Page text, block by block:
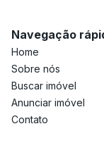
Navegação
Home
Sobre nós
Buscar imóvel
Anunciar imóvel
Contato